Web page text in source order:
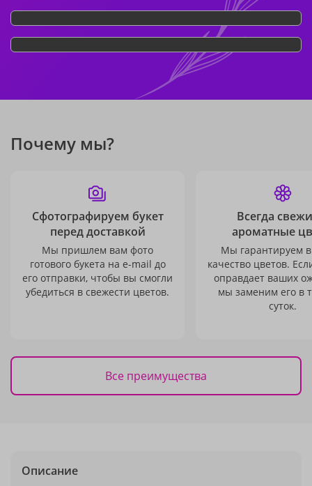
Почему мы?
Сфотографируем букет
перед доставкой
Мы пришлем вам фото
готового букета на e-mail до
его отправки, чтобы вы смогли
убедиться в свежести цветов.
Всегда
ароматные
Мы гарантируем
качество цветов.
оправдает ваших
мы заменим его в
суток.
Все преимущества
Описание